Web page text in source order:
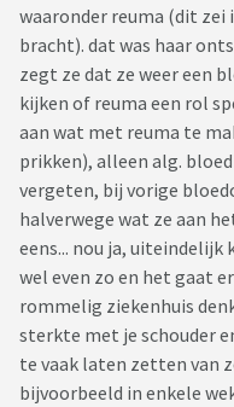
waaronder reuma (dit
bracht). dat was haar
zegt ze dat ze weer een
kijken of reuma een rol
aan wat met reuma te
prikken), alleen alg.
vergeten, bij vorige
halverwege wat ze aan
eens... nou ja, uiteindelijk
wel even zo en het gaat
rommelig ziekenhuis
sterkte met je schouder
te vaak laten zetten van
bijvoorbeeld in enkele